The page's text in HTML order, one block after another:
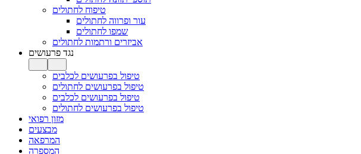
טיפוח לחתולים
עור ופרווה לחתולים
שמפו לחתולים
אביזרים ורתמות לחתולים
נגד פרעושים
טיפול בפרעושים לכלבים
טיפול בפרעושים לחתולים
טיפול בפרעושים לכלבים
טיפול בפרעושים לחתולים
מזון רפואי
מבצעים
המרפאה
המספרה